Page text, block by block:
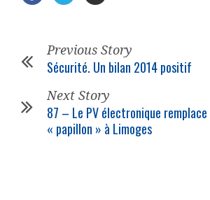
Previous Story
Sécurité. Un bilan 2014 positif
Next Story
87 – Le PV électronique
« papillon » à Limoges